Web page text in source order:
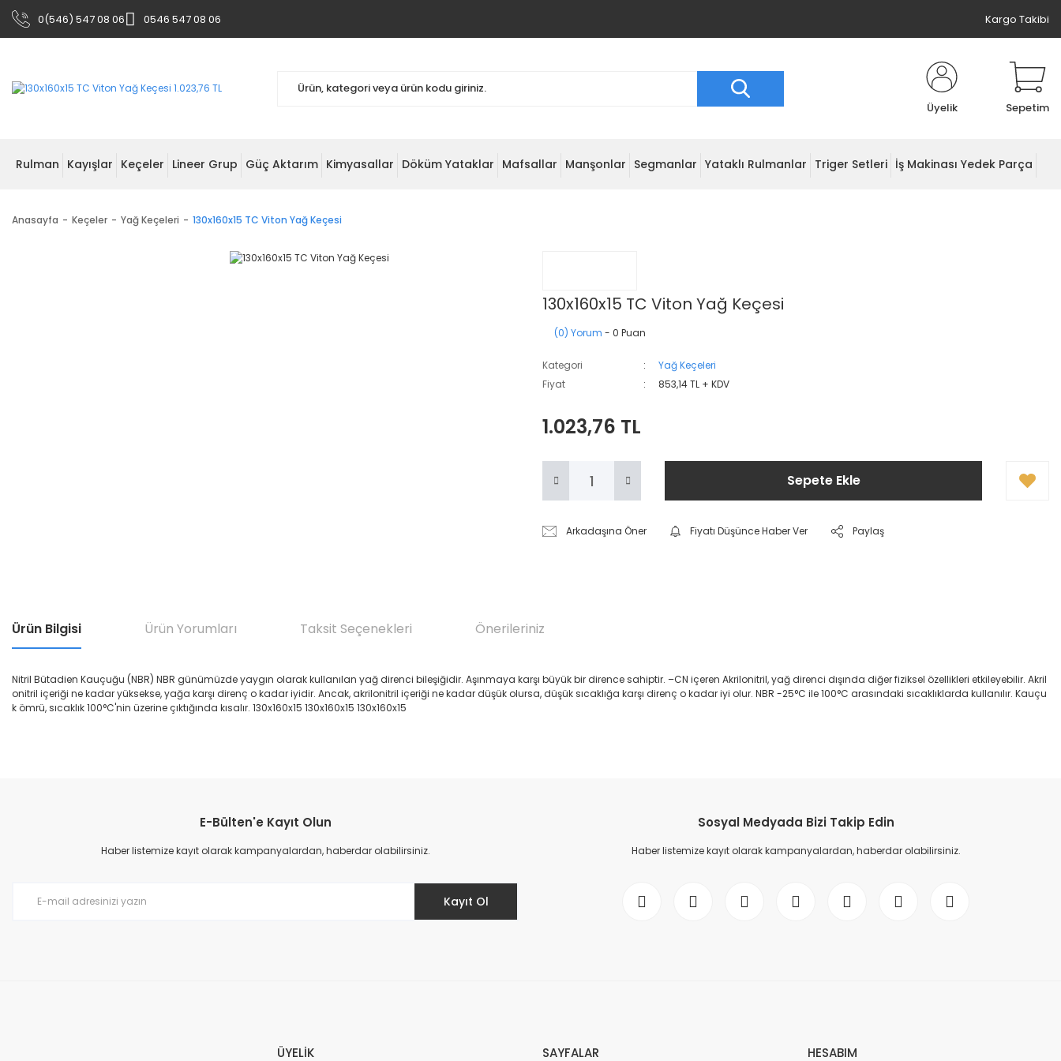
0(546) 547 08 06 0546 547 08 06 Kargo Takibi
Üyelik Sepetim
Rulman Kayışlar Keçeler Lineer Grup Güç Aktarım Kimyasallar Döküm Yataklar Mafsallar Manşonlar Segmanlar Yataklı Rulmanlar Triger Setleri İş Makinası Yedek Parça
Anasayfa Keçeler Yağ Keçeleri 130x160x15 TC Viton Yağ Keçesi
130x160x15 TC Viton Yağ Keçesi
(0) Yorum - 0 Puan
Kategori
Yağ Keçeleri
Fiyat
853,14 TL + KDV
1.023,76 TL
Sepete Ekle
Arkadaşına Öner Fiyatı Düşünce Haber Ver Paylaş
Ürün Bilgisi Ürün Yorumları Taksit Seçenekleri Önerileriniz
Nitril Bütadien Kauçuğu (NBR) NBR günümüzde yaygın olarak kullanılan yağ direnci bileşiğidir. Aşınmaya karşı büyük bir dirence sahiptir. –CN içeren Akrilonitril, yağ direnci dışında diğer fiziksel özellikleri etkileyebilir. Akril
onitril içeriği ne kadar yüksekse, yağa karşı direnç o kadar iyidir. Ancak, akrilonitril içeriği ne kadar düşük olursa, düşük sıcaklığa karşı direnç o kadar iyi olur. NBR -25°C ile 100°C arasındaki sıcaklıklarda kullanılır. Kauçu
k ömrü, sıcaklık 100°C'nin üzerine çıktığında kısalır. 130x160x15 130x160x15 130x160x15
Ürün resmi kalitesiz, bozuk veya görüntülenemiyor.
Ürün açıklamasında eksik bilgiler bulunuyor.
E-Bülten'e Kayıt Olun
Haber listemize kayıt olarak kampanyalardan, haberdar olabilirsiniz.
Kayıt Ol
Sosyal Medyada Bizi Takip Edin
Haber listemize kayıt olarak kampanyalardan, haberdar olabilirsiniz.
ÜYELİK SAYFALAR HESABIM